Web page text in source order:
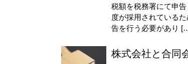
税額を税務署にて申告
度が採用されている
告を行う必要があり
株式会社と合同